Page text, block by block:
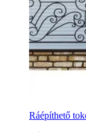
Ráépíthető